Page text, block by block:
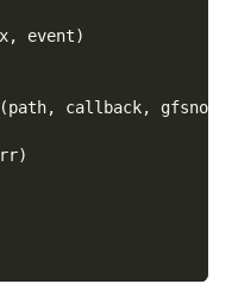
, event)
(path, callback,
)